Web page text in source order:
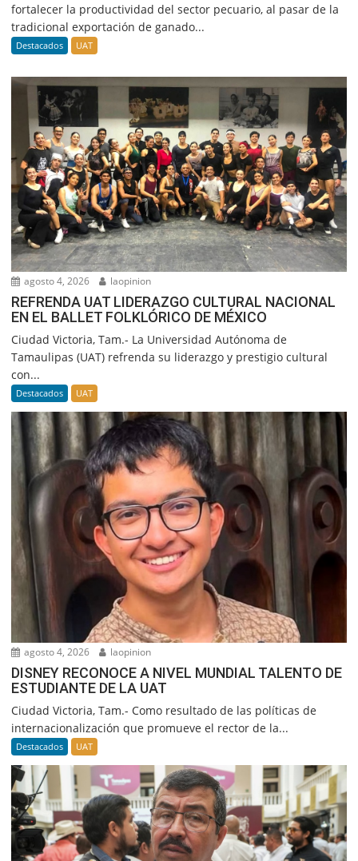
fortalecer la productividad del sector pecuario, al pasar de la
tradicional exportación de ganado...
Destacados UAT
agosto 4, 2026 laopinion
REFRENDA UAT LIDERAZGO CULTURAL NACIONAL
EN EL BALLET FOLKLÓRICO DE MÉXICO
Ciudad Victoria, Tam.- La Universidad Autónoma de
Tamaulipas (UAT) refrenda su liderazgo y prestigio cultural
con...
Destacados UAT
agosto 4, 2026 laopinion
DISNEY RECONOCE A NIVEL MUNDIAL TALENTO DE
ESTUDIANTE DE LA UAT
Ciudad Victoria, Tam.- Como resultado de las políticas de
internacionalización que promueve el rector de la...
Destacados UAT